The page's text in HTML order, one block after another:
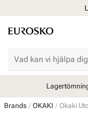
Brands OKAKI Okaki